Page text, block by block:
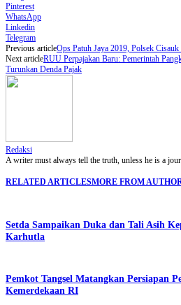
Pinterest
WhatsApp
Linkedin
Telegram
Previous articleOps Patuh Jaya 2019, Polsek
Next articleRUU Perpajakan Baru: Pemerintah
Turunkan Denda Pajak
Redaksi
A writer must always tell the truth, unless he is a
RELATED ARTICLESMORE FROM
Setda Sampaikan Duka dan Tali Asih
Karhutla
Pemkot Tangsel Matangkan Persiapan
Kemerdekaan RI